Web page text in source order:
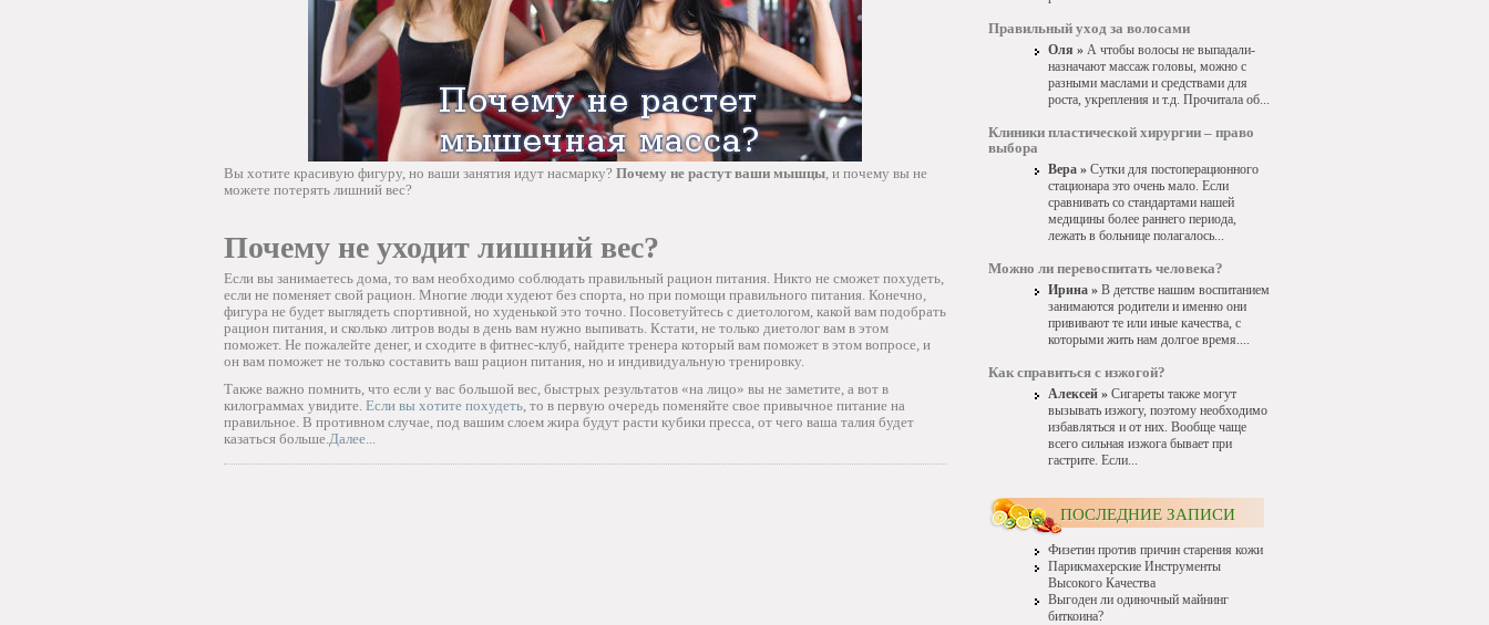
Вы хотите красивую фигуру, но ваши занятия идут насмарку? Почему не растут ваши мышцы, и почему вы не
можете потерять лишний вес?
Почему не уходит лишний вес?
Если вы занимаетесь дома, то вам необходимо соблюдать правильный рацион питания. Никто не сможет похудеть,
если не поменяет свой рацион. Многие люди худеют без спорта, но при помощи правильного питания. Конечно,
фигура не будет выглядеть спортивной, но худенькой это точно. Посоветуйтесь с диетологом, какой вам подобрать
рацион питания, и сколько литров воды в день вам нужно выпивать. Кстати, не только диетолог вам в этом
поможет. Не пожалейте денег, и сходите в фитнес-клуб, найдите тренера который вам поможет в этом вопросе, и
он вам поможет не только составить ваш рацион питания, но и индивидуальную тренировку.
Также важно помнить, что если у вас большой вес, быстрых результатов «на лицо» вы не заметите, а вот в
килограммах увидите. Если вы хотите похудеть, то в первую очередь поменяйте свое привычное питание на
правильное. В противном случае, под вашим слоем жира будут расти кубики пресса, от чего ваша талия будет
казаться больше.Далее...
Правильный уход за волосами
Оля » А чтобы волосы не выпадали-
назначают массаж головы, можно с
разными маслами и средствами для
роста, укрепления и т.д. Прочитала об...
Клиники пластической хирургии – право
выбора
Вера » Сутки для постоперационного
стационара это очень мало. Если
сравнивать со стандартами нашей
медицины более раннего периода,
лежать в больнице полагалось...
Можно ли перевоспитать человека?
Ирина » В детстве нашим воспитанием
занимаются родители и именно они
прививают те или иные качества, с
которыми жить нам долгое время....
Как справиться с изжогой?
Алексей » Сигареты также могут
вызывать изжогу, поэтому необходимо
избавляться и от них. Вообще чаще
всего сильная изжога бывает при
гастрите. Если...
ПОСЛЕДНИЕ ЗАПИСИ
Физетин против причин старения кожи
Парикмахерские Инструменты
Высокого Качества
Выгоден ли одиночный майнинг
биткоина?